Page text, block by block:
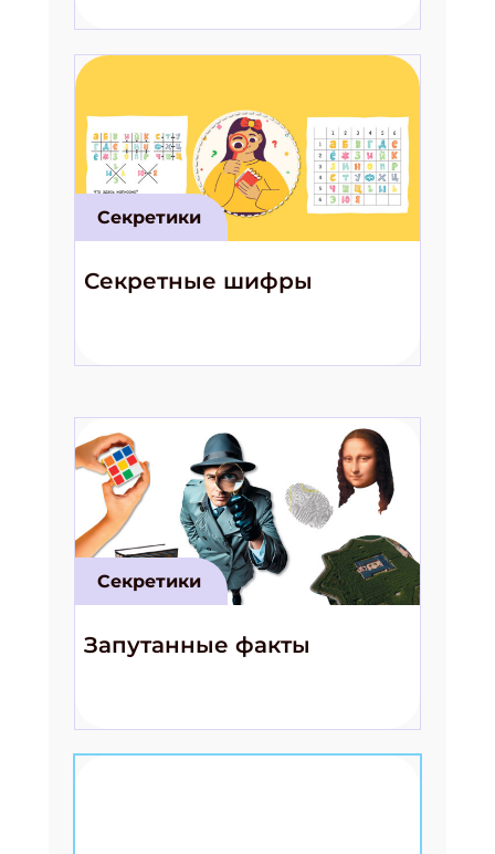
Секретики
Секретные шифры
Секретики
Запутанные факты